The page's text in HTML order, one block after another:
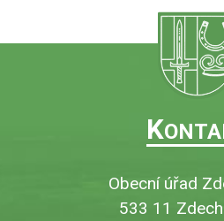
K
Obecní úřad
533 11